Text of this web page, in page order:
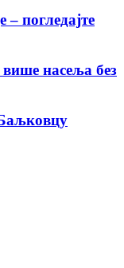
– погледајте
насеља без